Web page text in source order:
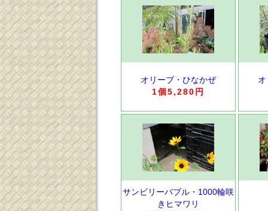
オリーブ・ひなかぜ
1個5,280円
サンビリーバブル・1000輪咲
きヒマワリ